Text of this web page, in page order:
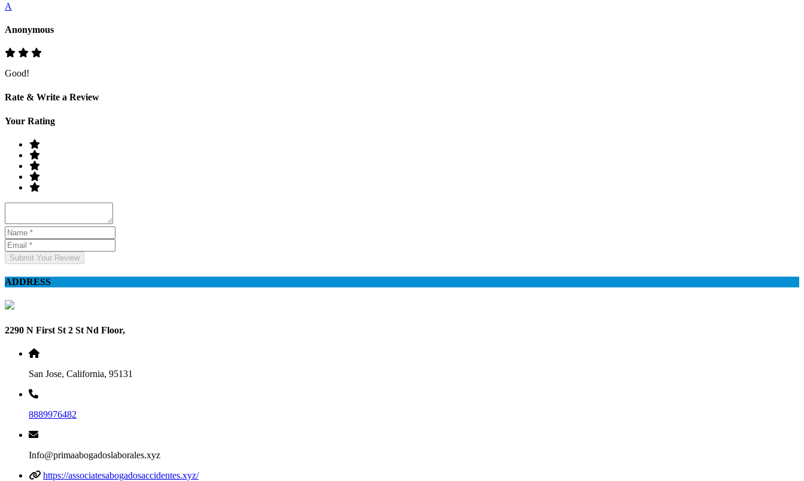
A
Anonymous
Good!
Rate & Write a Review
Your Rating
Submit Your Review
ADDRESS
2290 N First St 2 St Nd Floor,
San Jose, California, 95131
8889976482
Info@primaabogadoslaborales.xyz
https://associatesabogadosaccidentes.xyz/